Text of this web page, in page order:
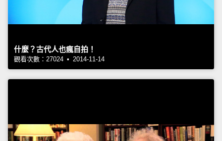
什麼？古代人也瘋自拍！
觀看次數：27024 • 2014-11-14